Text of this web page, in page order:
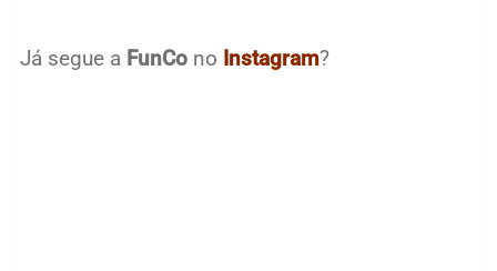
Já segue a FunCono Instagram?